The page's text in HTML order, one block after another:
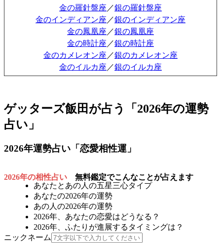
金の羅針盤座 ／銀の羅針盤座
金のインディアン座 ／銀のインディアン座
金の鳳凰座 ／銀の鳳凰座
金の時計座 ／銀の時計座
金のカメレオン座 ／銀のカメレオン座
金のイルカ座 ／銀のイルカ座
ゲッターズ飯田が占う「2026年の運勢
占い」
2026年運勢占い「恋愛相性運」
2026年の相性占い 無料鑑定でこんなことが占えます
あなたとあの人の五星三心タイプ
あなたの2026年の運勢
あの人の2026年の運勢
2026年、あなたの恋愛はどうなる？
2026年、ふたりが進展するタイミングは？
ニックネーム